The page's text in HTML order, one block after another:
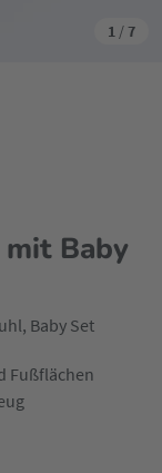
1 /7
Baby
Baby Set
Fußflächen